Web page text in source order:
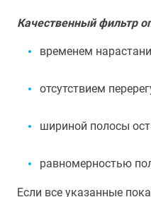
Качественный фильтр
временем
отсутствием
шириной полосы
равномерностью
Если все указанные